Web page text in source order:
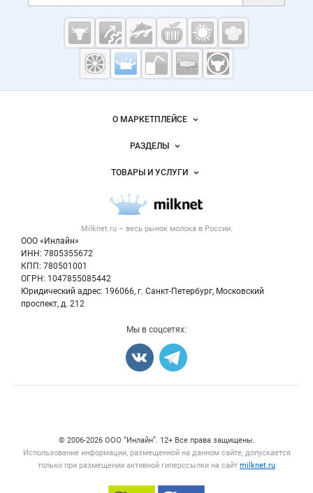
Cсылки на полезные проекты
Молочная
промышленность
Milknet.ru
Важные разделы и контакты
Milknet.ru – весь рынок молокав России.
ООО «Инлайн»
ИНН: 7805355672
КПП: 780501001
ОГРН: 1047855085442
Юридический адрес: 196066, г. Санкт-Петербург, Московский
проспект, д. 212
Навигация по сайтуО МАРКЕТПЛЕЙСЕ
Новости Milknet.ru
Размещение рекламы
Публичная оферта
Контактная информация
Политика обработки персональных данных
РАЗДЕЛЫ
Объявления
Новости рынка
ТОВАРЫ И УСЛУГИ
Молочная продукция
Вторичное сырье
Оборудование
Мы в соцсетях:
© 2006‑2026 ООО “Инлайн”. 12+ Все права защищены.
Использование информации, размещенной на данном сайте, допускается
только при размещении активной гиперссылки на сайт milknet.ru